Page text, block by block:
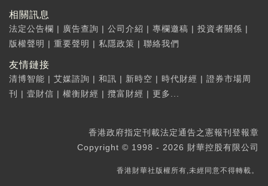
相關訊息
法定公告欄 | 廣告查詢 | 公司介紹 | 專欄邀稿 | 投資者關係 |
版權聲明 | 重要聲明 | 私隱政策 | 聯絡我們
友情鏈接
清博智能 | 艾媒諮詢 | 和訊 | 新時空 | 時代財經 | 證券市場周
刊
| 壹財信 | 權衡財經 | 攬富財經 | 更多...
香港政府指定刊載法定通告之憲報刊登報章
Copyright © 1998 - 2026 財華控股有限公司
香港財華社版權所有,未經同意不得轉載。